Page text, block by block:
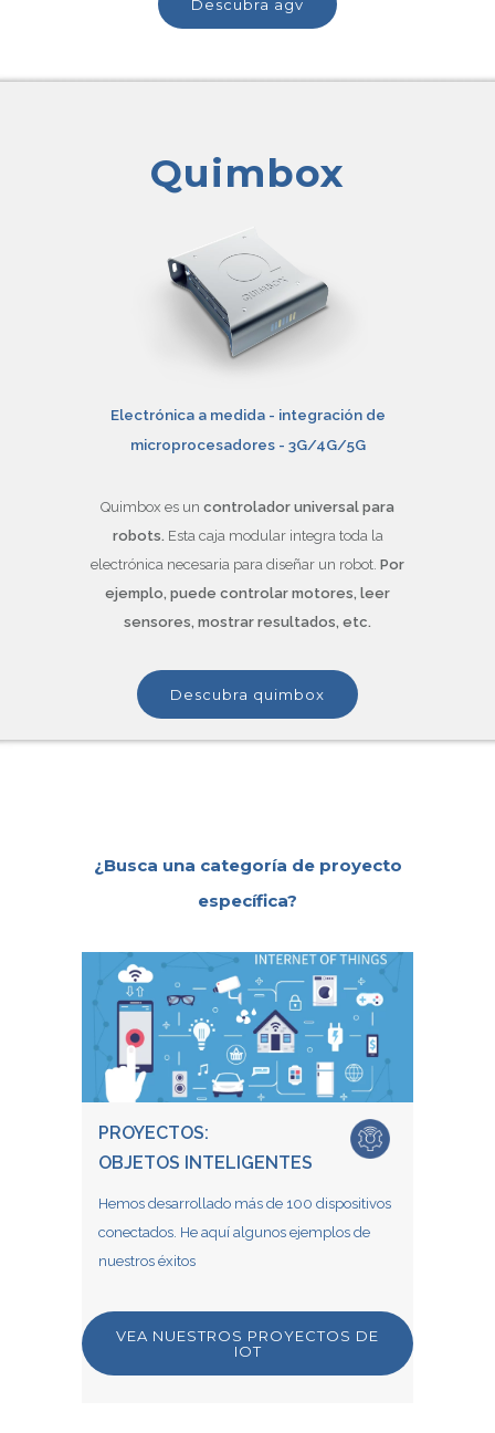
descubra agv
Quimbox es un controlador universal para
robots. Esta caja modular integra toda la
electrónica necesaria para diseñar un robot. Por
ejemplo, puede controlar motores, leer
sensores, mostrar resultados, etc.
descubra quimbox
Quimbox
Electrónica a medida- integración de
microprocesadores - 3G/4G/5G
¿Busca una categoría de proyecto
específica?
PROYECTOS:
OBJETOS INTELIGENTES
Hemos desarrollado más de 100 dispositivos
conectados. He aquí algunos ejemplos de
nuestros éxitos
VEA NUESTROS PROYECTOS DE
IOT